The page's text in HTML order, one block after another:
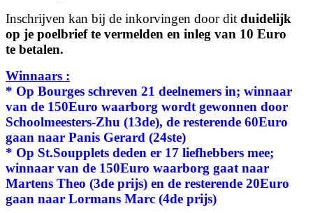
Inschrijven kan bij de inkorvingen door dit duidelijk
op je poelbrief te vermelden en inleg van 10 Euro
te betalen.
Winnaars :
* Op Bourges schreven 21 deelnemers in; winnaar
van de 150Euro waarborg wordt gewonnen door
Schoolmeesters-Zhu (13de), de resterende 60Euro
gaan naar Panis Gerard (24ste)
* Op St.Soupplets deden er 17 liefhebbers mee;
winnaar van de 150Euro waarborg gaat naar
Martens Theo (3de prijs) en de resterende 20Euro
gaan naar Lormans Marc (4de prijs)